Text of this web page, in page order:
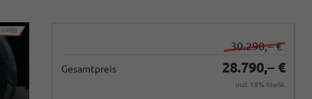
30.290,– €
Gesamtpreis 28.790,– €
incl. 19% MwSt.